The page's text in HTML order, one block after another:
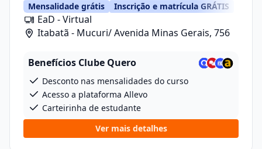
Mensalidade grátis Inscrição e matrícula GRÁTIS
EaD - Virtual
Itabatã - Mucuri/ Avenida Minas Gerais, 756
Benefícios Clube Quero
Desconto nas mensalidades do curso
Acesso a plataforma Allevo
Carteirinha de estudante
Ver mais detalhes